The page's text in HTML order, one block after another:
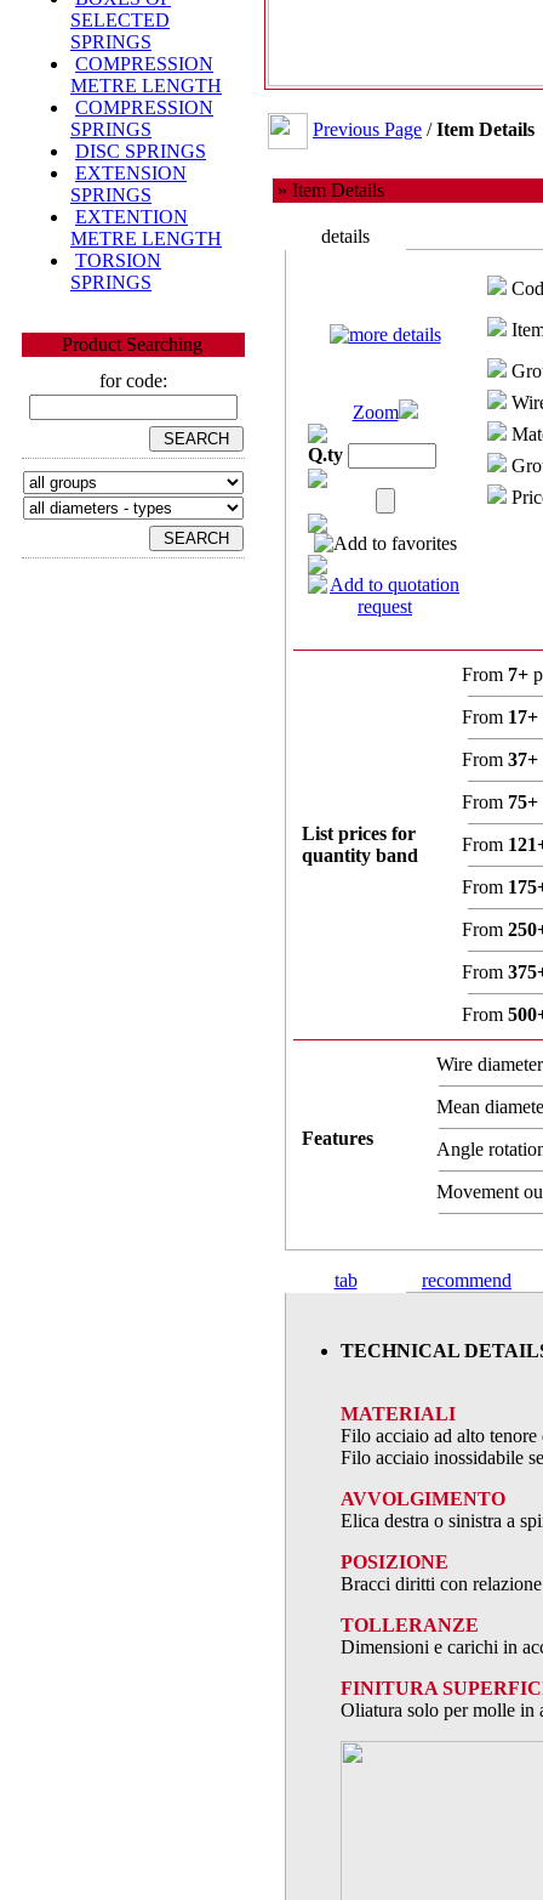
SELECTED
SPRINGS
COMPRESSION
METRE LENGTH
COMPRESSION
SPRINGS
DISC SPRINGS
EXTENSION
SPRINGS
EXTENTION
METRE LENGTH
TORSION
SPRINGS
Product Searching
for code:
Previous Page /Item Details
» Item Details
details
Zoom
Q.ty
List prices for
quantity band
From 7+
From 17+
From 37+
From 75+
From
From
From
From
From
Features
Wire
Mean
Angle
Movement
tab recommend
TECHNICAL
MATERIALI
Filo acciaio ad alto
Filo acciaio inossidabile
AVVOLGIMENTO
Elica destra o sinistra a
POSIZIONE
Bracci diritti con
TOLLERANZE
Dimensioni e carichi in
FINITURA
Oliatura solo per molle in